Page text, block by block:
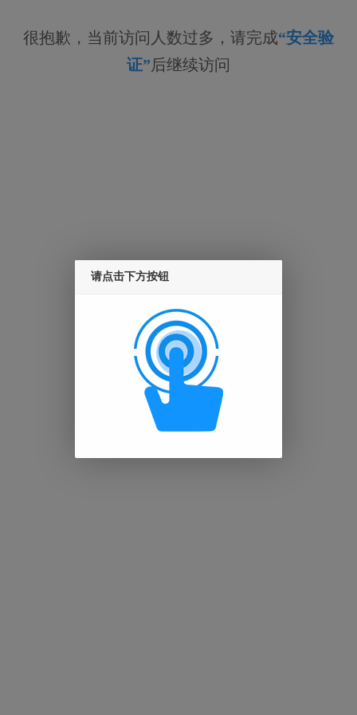
很抱歉，当前访问人数过多，请完成“安全验
证”后继续访问
请点击下方按钮